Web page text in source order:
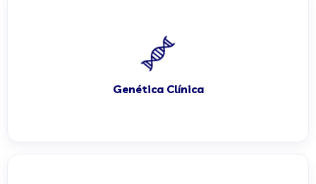
Genética Clínica